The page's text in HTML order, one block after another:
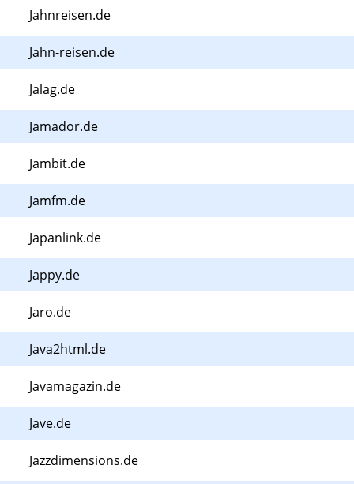
Jahnreisen.de
Jahn-reisen.de
Jalag.de
Jamador.de
Jambit.de
Jamfm.de
Japanlink.de
Jappy.de
Jaro.de
Java2html.de
Javamagazin.de
Jave.de
Jazzdimensions.de